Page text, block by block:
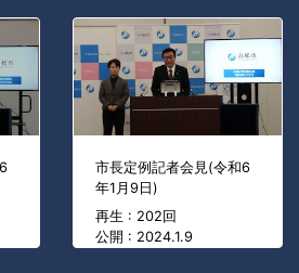
市長定例記者会見(令和6
年1月9日)
再生 : 202回
公開 : 2024.1.9